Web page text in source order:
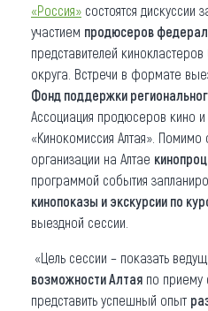
«Россия» состоятся дискуссии
участием продюсеров
представителей
округа. Встречи в формате
Фонд поддержки
Ассоциация продюсеров кино и
«Кинокомиссия Алтая». Помимо
организации на Алтае
программой события
кинопоказы и экскурсии по
выездной сессии.
«Цель сессии – показать
возможности Алтая по приему
представить успешный опыт